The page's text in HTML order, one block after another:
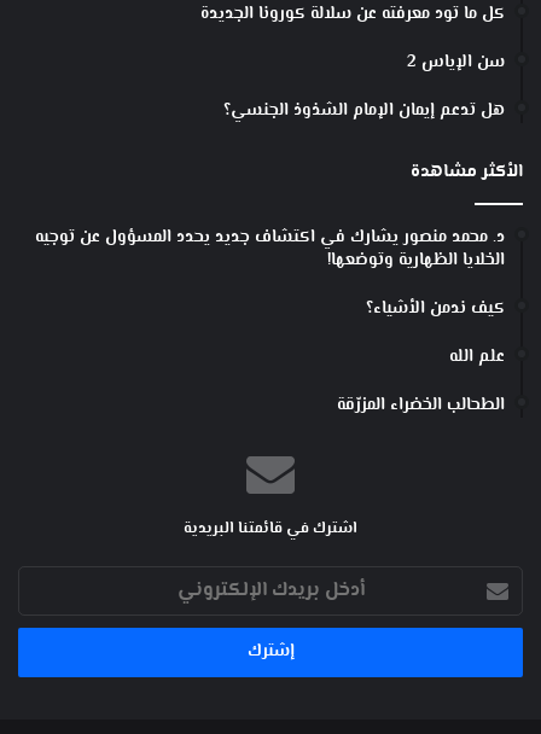
كل ما تود معرفته عن سلالة كورونا الجديدة
سن الإياس 2
هل تدعم إيمان الإمام الشذوذ الجنسي؟
الأكثر مشاهدة
د. محمد منصور يشارك في اكتشاف جديد يحدد المسؤول عن توجيه
الخلايا الظهارية وتوضعها!
كيف ندمن الأشياء؟
علم الله
الطحالب الخضراء المزرّقة
اشترك في قائمتنا البريدية
أدخل
بريدك
الإلكتروني